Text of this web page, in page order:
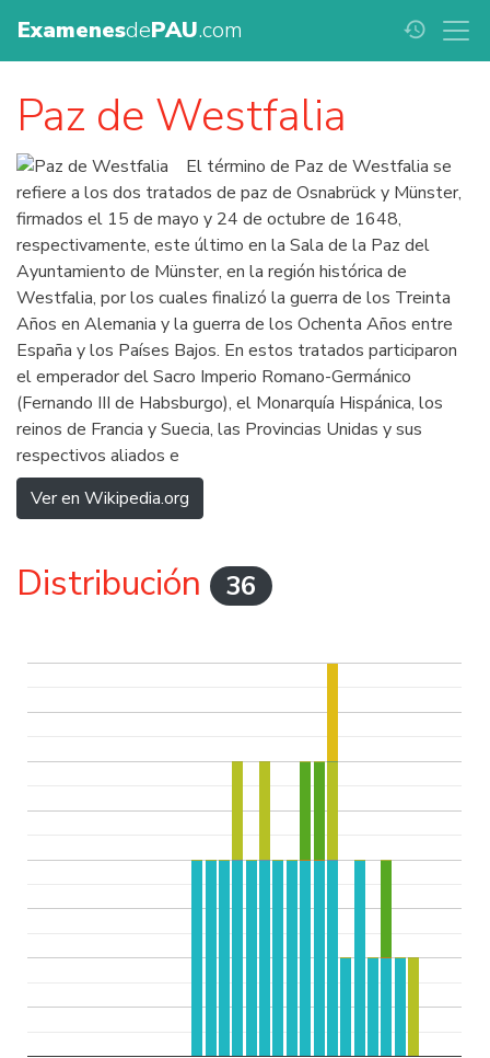
ExamenesdePAU.com history
Paz de Westfalia
El término de Paz de Westfalia se
refiere a los dos tratados de paz de Osnabrück y Münster,
firmados el 15 de mayo y 24 de octubre de 1648,
respectivamente, este último en la Sala de la Paz del
Ayuntamiento de Münster, en la región histórica de
Westfalia, por los cuales finalizó la guerra de los Treinta
Años en Alemania y la guerra de los Ochenta Años entre
España y los Países Bajos. En estos tratados participaron
el emperador del Sacro Imperio Romano-Germánico
(Fernando III de Habsburgo), el Monarquía Hispánica, los
reinos de Francia y Suecia, las Provincias Unidas y sus
respectivos aliados e
Ver en Wikipedia.org
Distribución 36